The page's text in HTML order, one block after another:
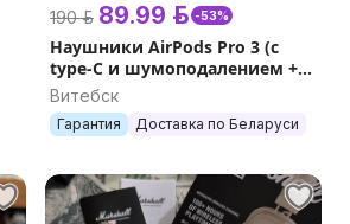
190 р. 89.99 р. -53%
Наушники AirPods Pro 3 (с
type-C и шумоподалением +
гарантия 1 год + подарки) чип
FCO
Витебск
Гарантия Доставка по Беларуси